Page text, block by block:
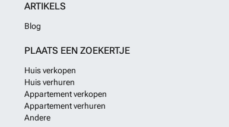
ARTIKELS
Blog
PLAATS EEN ZOEKERTJE
Huis verkopen
Huis verhuren
Appartement verkopen
Appartement verhuren
Andere